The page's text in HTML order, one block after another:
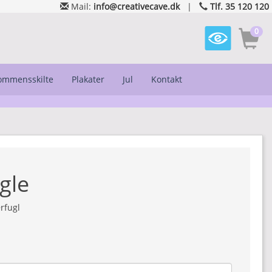
Mail: info@creativecave.dk| Tlf. 35 120 120
0
Plakater Jul Kontakt